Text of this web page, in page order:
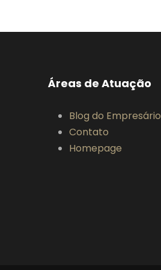
Áreas de Atuação
Blog do Empresário
Contato
Homepage